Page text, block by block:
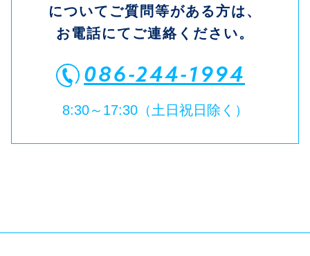
についてご質問等がある方は、
お電話にてご連絡ください。
086-244-1994
8:30～17:30（土日祝日除く）